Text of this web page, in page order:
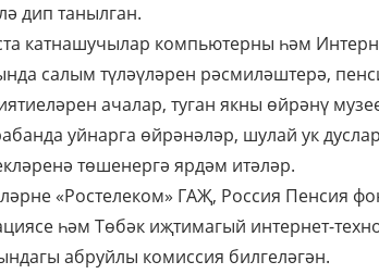
дип танылган.
катнашучылар компьютерны һәм
салым түләүләрен рәсмиләштерә,
ачалар, туган якны өйрәнү
уйнарга өйрәнәләр, шулай ук
төшенергә ярдәм итәләр.
«Ростелеком» ГАҖ, Россия Пенсия
һәм Төбәк иҗтимагый интернет-
абруйлы комиссия билгеләгән.